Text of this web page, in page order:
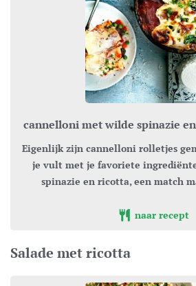
cannelloni met wilde spinazie
Eigenlijk zijn cannelloni rolletjes gemaakt van pasta die
je vult met je favoriete
spinazie en ricotta, een match
naar recept
Salade met ricotta